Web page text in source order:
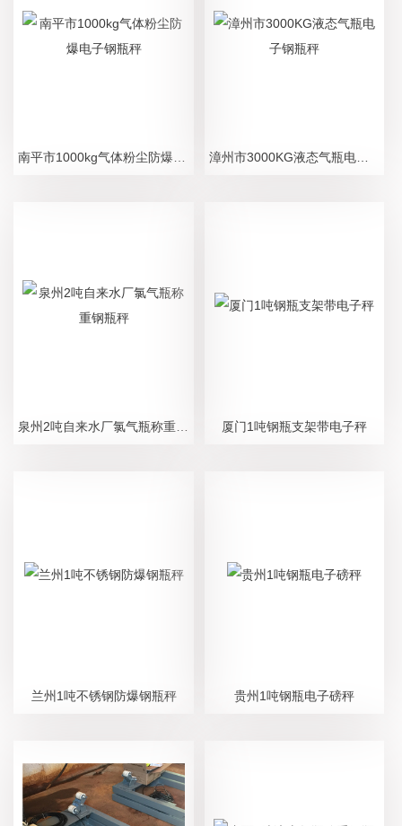
厦门1吨钢瓶支架带电子秤
兰州1吨不锈钢防爆钢瓶秤 贵州1吨钢瓶电子磅秤